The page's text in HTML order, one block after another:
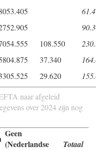
3.405
2.905
4.555 108.550
4.875 37.340
5.525 29.620
naar afgeleid
over 2024 zijn nog
Geen
(Nederlandse
Totaal